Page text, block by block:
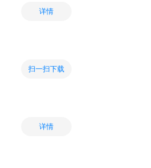
详情
扫一扫下载
详情